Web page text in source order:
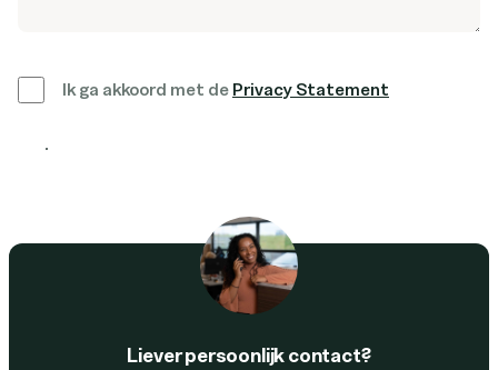
Ik ga akkoord met de Privacy Statement
Solliciteer nu
Liever persoonlijk contact?